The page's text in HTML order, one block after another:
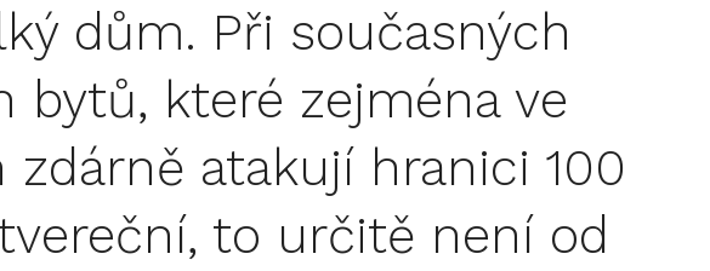
dům. Při současných
bytů, které zejména ve
atakují hranici 100
to určitě není od